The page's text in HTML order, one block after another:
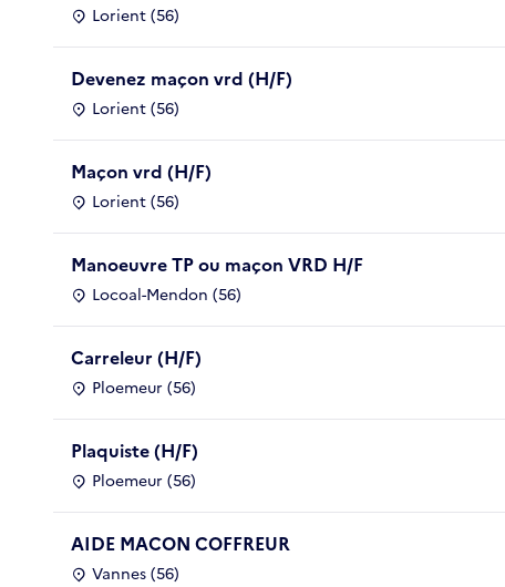
Lorient (56)
Devenez maçon vrd (H/F)
Lorient (56)
Maçon vrd (H/F)
Lorient (56)
Manoeuvre TP ou maçon VRD H/F
Locoal-Mendon (56)
Carreleur (H/F)
Ploemeur (56)
Plaquiste (H/F)
Ploemeur (56)
AIDE MACON COFFREUR
Vannes (56)